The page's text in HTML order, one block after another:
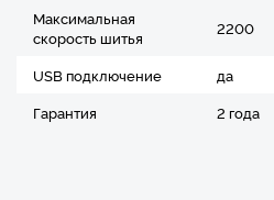
Максимальная
скорость шитья
2200
USB подключение
да
Гарантия
2 года